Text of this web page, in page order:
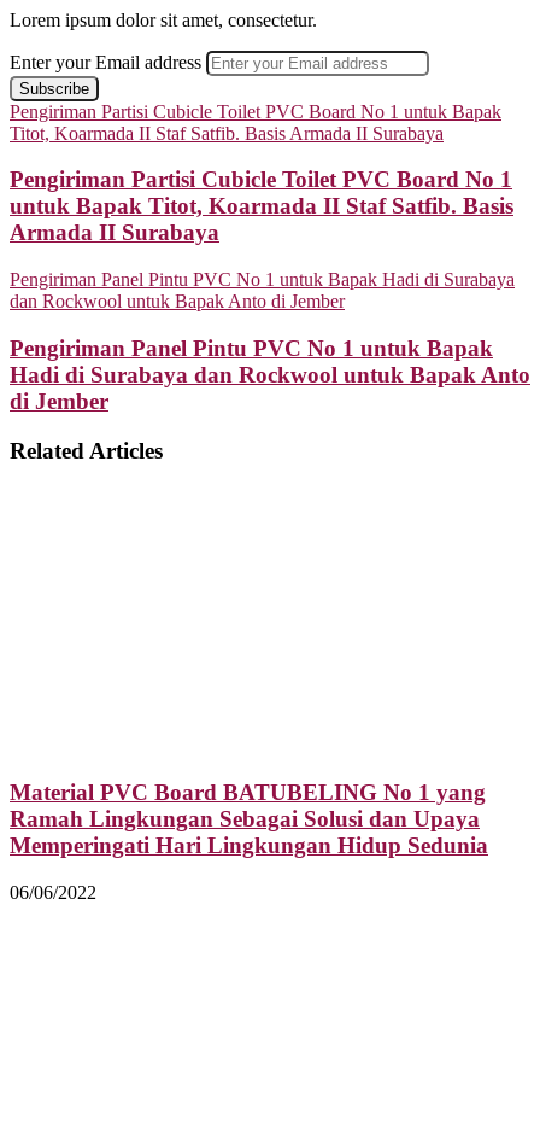
Lorem ipsum dolor sit amet, consectetur.
Enter your Email address
Pengiriman Partisi Cubicle Toilet PVC Board No 1 untuk Bapak
Titot, Koarmada II Staf Satfib. Basis Armada II Surabaya
Pengiriman Partisi Cubicle Toilet PVC Board No 1
untuk Bapak Titot, Koarmada II Staf Satfib. Basis
Armada II Surabaya
Pengiriman Panel Pintu PVC No 1 untuk Bapak Hadi di Surabaya
dan Rockwool untuk Bapak Anto di Jember
Pengiriman Panel Pintu PVC No 1 untuk Bapak
Hadi di Surabaya dan Rockwool untuk Bapak Anto
di Jember
Related Articles
Material PVC Board BATUBELING No 1 yang
Ramah Lingkungan Sebagai Solusi dan Upaya
Memperingati Hari Lingkungan Hidup Sedunia
06/06/2022